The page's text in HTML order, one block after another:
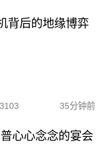
背后的地缘博弈
3103 35分钟前
心心念念的宴会